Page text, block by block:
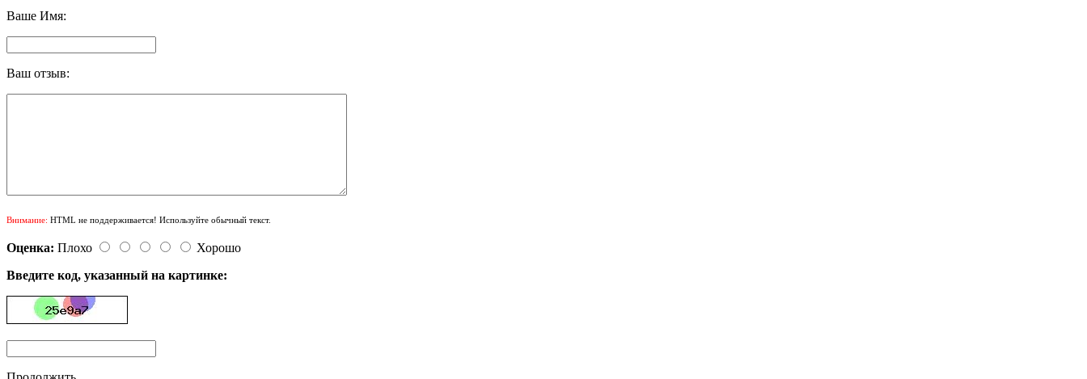
Ваше Имя:
Ваш отзыв:
Внимание: HTML не поддерживается! Используйте обычный текст.
Оценка: Плохо
Хорошо
Введите код, указанный на картинке: